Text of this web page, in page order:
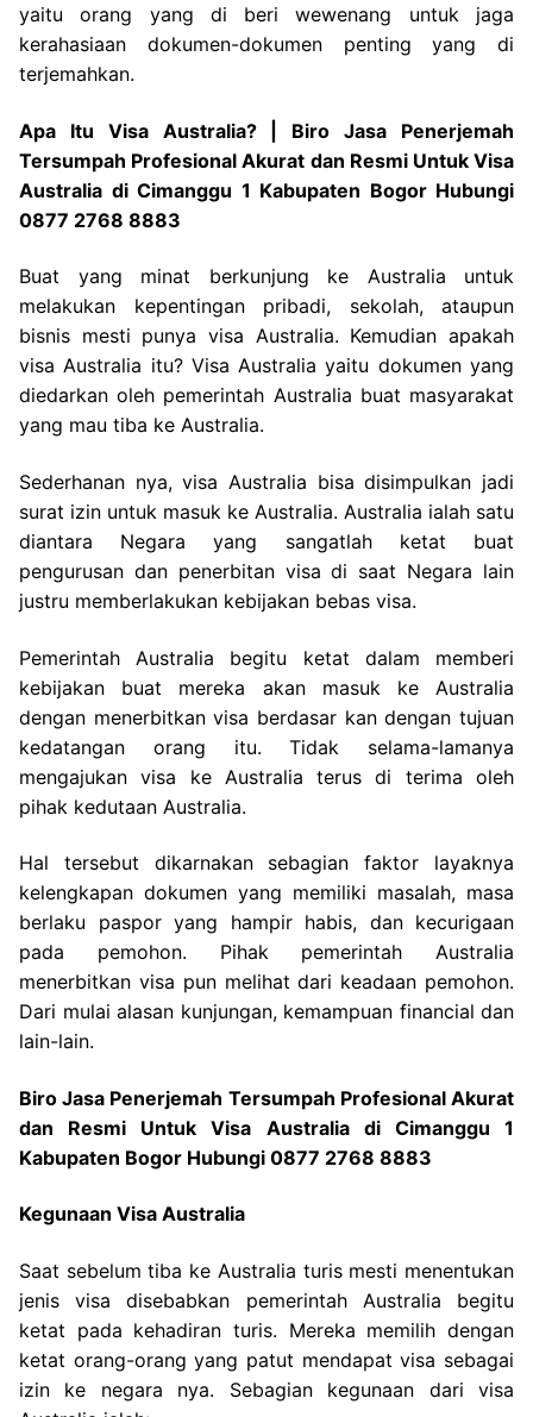
yaitu orang yang di beri wewenang untuk jaga
kerahasiaan dokumen-dokumen penting yang di
terjemahkan.
Apa Itu Visa Australia? | Biro Jasa Penerjemah
Tersumpah Profesional Akurat dan Resmi Untuk Visa
Australia di Cimanggu 1 Kabupaten Bogor Hubungi
0877 2768 8883
Buat yang minat berkunjung ke Australia untuk
melakukan kepentingan pribadi, sekolah, ataupun
bisnis mesti punya visa Australia. Kemudian apakah
visa Australia itu? Visa Australia yaitu dokumen yang
diedarkan oleh pemerintah Australia buat masyarakat
yang mau tiba ke Australia.
Sederhanan nya, visa Australia bisa disimpulkan jadi
surat izin untuk masuk ke Australia. Australia ialah satu
diantara Negara yang sangatlah ketat buat
pengurusan dan penerbitan visa di saat Negara lain
justru memberlakukan kebijakan bebas visa.
Pemerintah Australia begitu ketat dalam memberi
kebijakan buat mereka akan masuk ke Australia
dengan menerbitkan visa berdasar kan dengan tujuan
kedatangan orang itu. Tidak selama-lamanya
mengajukan visa ke Australia terus di terima oleh
pihak kedutaan Australia.
Hal tersebut dikarnakan sebagian faktor layaknya
kelengkapan dokumen yang memiliki masalah, masa
berlaku paspor yang hampir habis, dan kecurigaan
pada pemohon. Pihak pemerintah Australia
menerbitkan visa pun melihat dari keadaan pemohon.
Dari mulai alasan kunjungan, kemampuan financial dan
lain-lain.
Biro Jasa Penerjemah Tersumpah Profesional Akurat
dan Resmi Untuk Visa Australia di Cimanggu 1
Kabupaten Bogor Hubungi 0877 2768 8883
Kegunaan Visa Australia
Saat sebelum tiba ke Australia turis mesti menentukan
jenis visa disebabkan pemerintah Australia begitu
ketat pada kehadiran turis. Mereka memilih dengan
ketat orang-orang yang patut mendapat visa sebagai
izin ke negara nya. Sebagian kegunaan dari visa